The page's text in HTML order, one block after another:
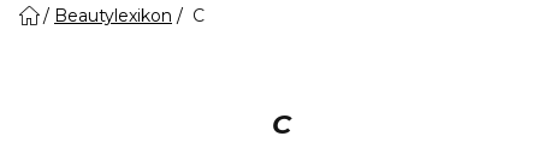
Beautylexikon C
C